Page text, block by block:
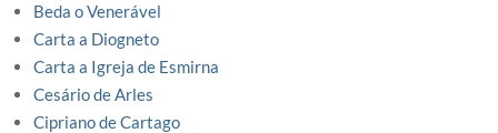
Beda o Venerável
Carta a Diogneto
Carta a Igreja de Esmirna
Cesário de Arles
Cipriano de Cartago